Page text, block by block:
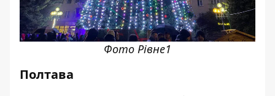
Фото Рівне1
Полтава